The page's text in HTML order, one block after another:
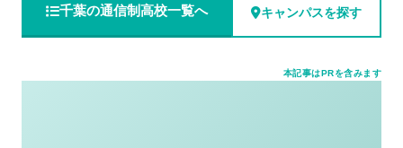
千葉の通信制高校一覧へ キャンパスを探す
本記事はPRを含みます